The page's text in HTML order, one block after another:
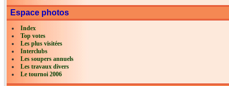
Espace photos
Index
Top votes
Les plus visitées
Interclubs
Les soupers annuels
Les travaux divers
Le tournoi 2006